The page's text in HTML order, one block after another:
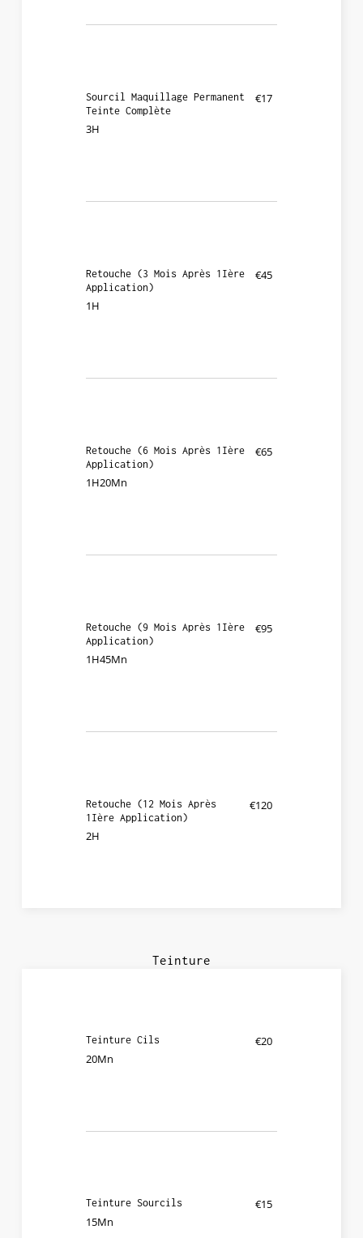
Sourcil Maquillage Permanent
Teinte Complète
3H
€17
Retouche (3 Mois Après 1Ière
Application)
1H
€45
Retouche (6 Mois Après 1Ière
Application)
1H20Mn
€65
Retouche (9 Mois Après 1Ière
Application)
1H45Mn
€95
Retouche (12 Mois Après
1Ière Application)
2H
€120
Teinture
Teinture Cils
20Mn
€20
Teinture Sourcils
15Mn
€15